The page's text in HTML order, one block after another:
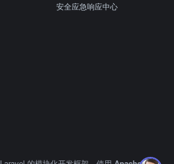
安全应急响应中心